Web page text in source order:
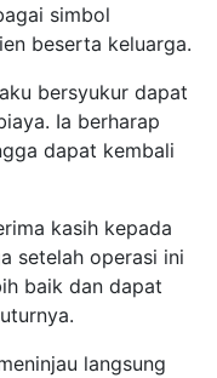
simbol
beserta keluarga.
bersyukur dapat
Ia berharap
dapat kembali
kasih kepada
setelah operasi ini
baik dan dapat
langsung